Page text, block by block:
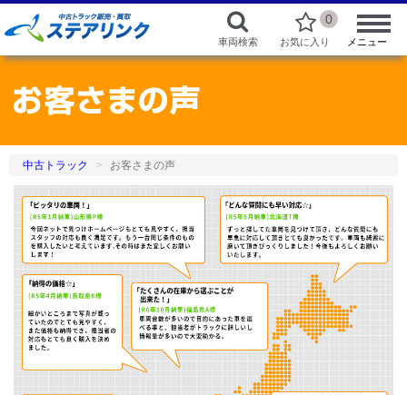
車両検索
0
お気に入り メニュー
中古トラック お客さまの声